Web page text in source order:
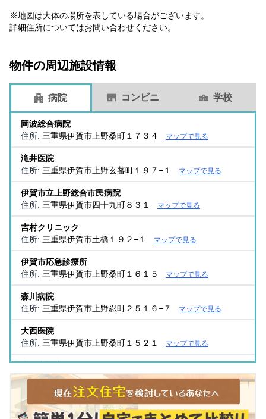
※地図は大体の場所を表している場合がございます。
詳細住所についてはお問い合わせください。
物件の周辺施設情報
病院 コンビニ 学校
岡波総合病院
住所: 三重県伊賀市上野桑町１７３４ マップで見る
滝井医院
住所: 三重県伊賀市上野玄蕃町１９７−１ マップで見る
伊賀市立上野総合市民病院
住所: 三重県伊賀市四十九町８３１ マップで見る
吉村クリニック
住所: 三重県伊賀市土橋１９２−１ マップで見る
伊賀市応急診療所
住所: 三重県伊賀市上野桑町１６１５ マップで見る
森川病院
住所: 三重県伊賀市上野忍町２５１６−７ マップで見る
大西医院
住所: 三重県伊賀市上野桑町１５２１ マップで見る
梨ノ木診療所
住所:三重県伊賀市朝屋２２８４ マップで見る
馬岡医院
住所:三重県伊賀市上野丸之内１１６−３ マップで見る